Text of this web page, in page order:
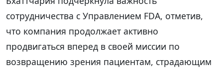
сотрудничества с Управлением FDA, отметив,
что компания продолжает активно
продвигаться вперед в своей миссии по
возвращению зрения пациентам, страдающим